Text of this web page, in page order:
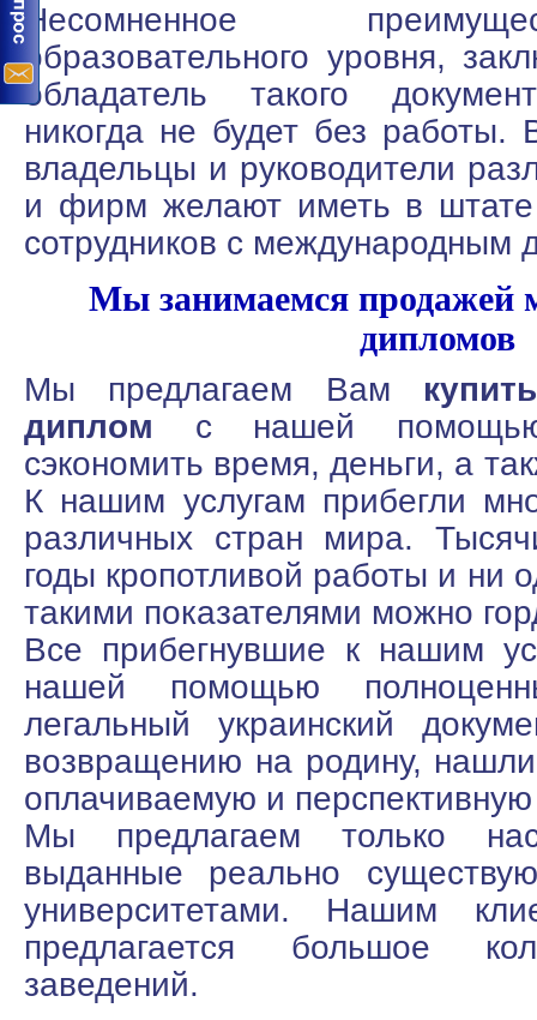
Несомненное
образовательного уровня,
обладатель такого
никогда не будет без работы.
владельцы и руководители
и фирм желают иметь в
сотрудников с международным
Мы занимаемся продажей
дипломов
Мы предлагаем Вам
диплом с нашей
сэкономить время, деньги, а
К нашим услугам прибегли
различных стран мира.
годы кропотливой работы и ни
такими показателями можно
Все прибегнувшие к нашим
нашей помощью
легальный украинский
возвращению на родину,
оплачиваемую и перспективную
Мы предлагаем только
выданные реально
университетами. Нашим
предлагается большое
заведений.